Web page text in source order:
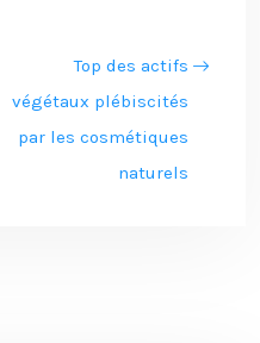
Top des actifs
végétaux plébiscités
par les cosmétiques
naturels